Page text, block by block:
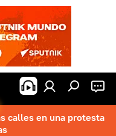
calles en una protesta